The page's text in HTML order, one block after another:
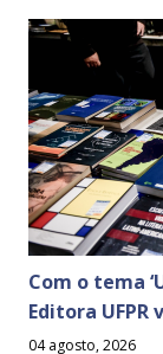
Com o tema
Editora
04 agosto, 2026